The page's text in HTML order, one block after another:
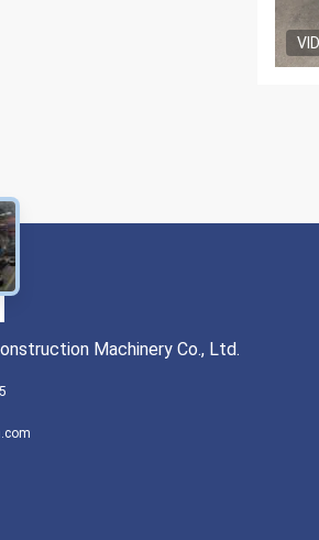
Machinery Co., Ltd.